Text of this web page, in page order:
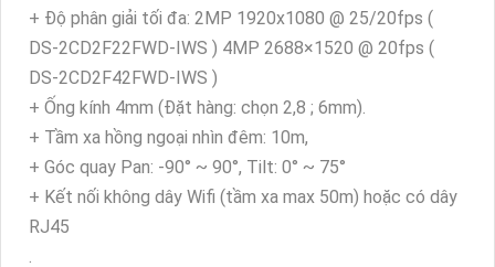
+ Độ phân giải tối đa: 2MP 1920x1080 @ 25/20fps (
DS-2CD2F22FWD-IWS ) 4MP 2688×1520 @ 20fps (
DS-2CD2F42FWD-IWS )
+ Ống kính 4mm (Đặt hàng: chọn 2,8 ; 6mm).
+ Tầm xa hồng ngoại nhìn đêm: 10m,
+ Góc quay Pan: -90° ~ 90°, Tilt: 0° ~ 75°
+ Kết nối không dây Wifi (tầm xa max 50m) hoặc có dây
RJ45